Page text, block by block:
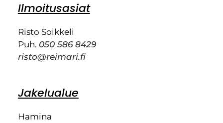
Ilmoitusasiat
Risto Soikkeli
Puh. 050 586 8429
risto@reimari.fi
Jakelualue
Hamina